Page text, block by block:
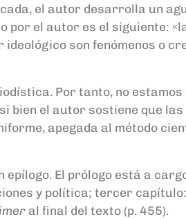
el autor desarrolla un
el autor es el siguiente:
ideológico son fenómenos o
Por tanto, no
bien el autor sostiene que
apegada al método
El prólogo está a
y política; tercer
al final del texto (p. 455).